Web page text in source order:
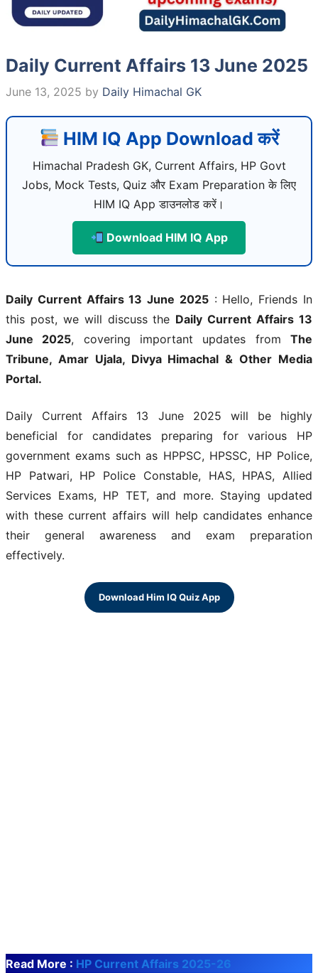
Daily Current Affairs 13 June 2025
June 13, 2025 by Daily Himachal GK
HIM IQ App Download करें
Himachal Pradesh GK, Current Affairs, HP Govt
Jobs, Mock Tests, Quiz और Exam Preparation के लिए
HIM IQ App डाउनलोड करें।
Download HIM IQ App
Daily Current Affairs 13 June 2025: Hello, Friends In
this post, we will discuss the Daily Current Affairs 13
June 2025, covering important updates fromThe
Tribune, Amar Ujala, Divya Himachal & Other Media
Portal.
Daily Current Affairs 13 June 2025 will be highly
beneficial for candidates preparing for various HP
government exams such as HPPSC, HPSSC, HP Police,
HP Patwari, HP Police Constable, HAS, HPAS, Allied
Services Exams, HP TET, and more. Staying updated
with these current affairs will help candidates enhance
their general awareness and exam preparation
effectively.
Download Him IQ Quiz App
Read More : HP Current Affairs 2025-26